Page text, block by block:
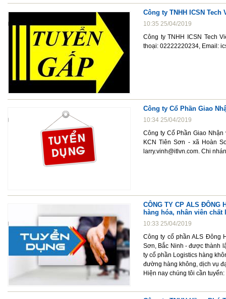
Công ty TNHH ICSN Tech
10:35 25/04/2019
Công ty TNHH ICSN Tech
thoại: 02222220234, Email:
Công ty Cổ Phần Giao
10:34 25/04/2019
Công ty Cổ Phần Giao
KCN Tiên Sơn - xã Hoàn
larry.vinh@itlvn.com. Chi
CÔNG TY CP ALS
hàng hóa, nhân viên chất
10:33 25/04/2019
Công ty cổ phần ALS Đông
Sơn, Bắc Ninh - được thành
ty cổ phần Logistics hàng
đường hàng không, dịch vụ
Hiện nay chúng tôi cần tuyển: